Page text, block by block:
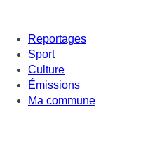
Reportages
Sport
Culture
Émissions
Ma commune